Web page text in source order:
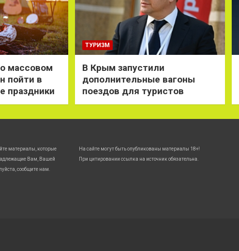
массовом
пойти в
праздники
ТУРИЗМ
В Крым запустили
дополнительные вагоны
поездов для туристов
материалы, которые
Вам, Вашей
сообщите нам.
На сайте могут быть опубликованы материалы 18+!
При цитировании ссылка на источник обязательна.